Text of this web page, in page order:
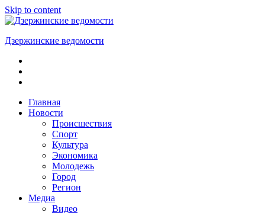
Skip to content
Дзержинские ведомости
ОБЩЕСТВЕННО-
ПОЛИТИЧЕСКАЯ
ГАЗЕТАГлавная
Новости
Происшествия
Спорт
Культура
Экономика
Молодежь
Город
Регион
Медиа
Видео